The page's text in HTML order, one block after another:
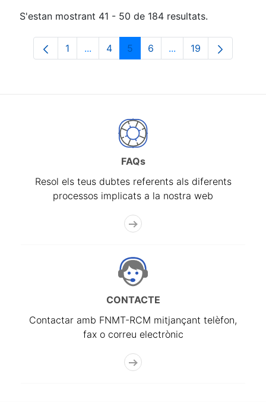
S'estan mostrant 41 - 50 de 184 resultats.
Pàgina
1 ...Pàgines intermèdies Utilitzeu TAB per
Pàgina
4 Pàgina
5 Pàgina
6 ...PàginesPàgina
19
FAQs
Resol els teus dubtes referents als diferents
processos implicats a la nostra web
CONTACTE
Contactar amb FNMT-RCM mitjançant telèfon,
fax o correu electrònic